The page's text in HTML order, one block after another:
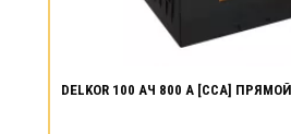
DELKOR 100 АЧ 800 А [CCA]